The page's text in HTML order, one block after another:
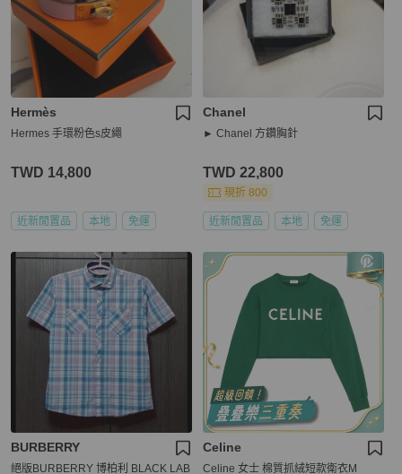
Hermès
Hermes 手環粉色s皮繩
TWD 14,800
近新閒置品 本地 免運
Chanel
► Chanel 方鑽胸針
TWD 22,800
現折 800
近新閒置品 本地 免運
BURBERRY
絕版BURBERRY 博柏利 BLACK LAB
Celine
Celine 女士 棉質抓絨短款衛衣M